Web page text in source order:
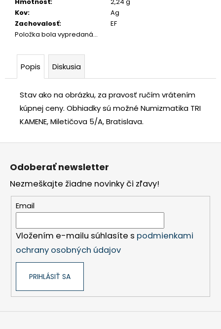
Kov:
Ag
Zachovalosť:
EF
Položka bola vypredaná…
Popis Diskusia
Stav ako na obrázku, za pravosť ručím vrátením
kúpnej ceny. Obhiadky sú možné Numizmatika TRI
KAMENE, Miletičova 5/A, Bratislava.
EVM-
KREMNICA
Z
Odoberať newsletter
Nezmeškajte žiadne novinky či zľavy!
Email
Vložením e-mailu súhlasíte s podmienkami
ochrany osobných údajov
PRIHLÁSIŤ SA